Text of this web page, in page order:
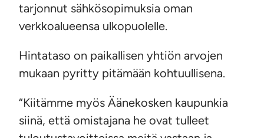
tarjonnut sähkösopimuksia oman
verkkoalueensa ulkopuolelle.
Hintataso on paikallisen yhtiön arvojen
mukaan pyritty pitämään kohtuullisena.
“Kiitämme myös Äänekosken kaupunkia
siinä, että omistajana he ovat tulleet